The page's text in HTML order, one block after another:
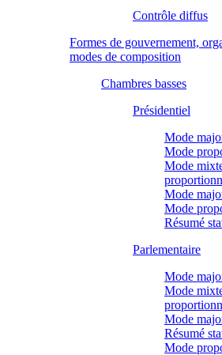
Contrôle diffus
Formes de gouvernement,
modes de composition
Chambres basses
Présidentiel
Mode
Mode
Mode
Mode
Mode
Résumé
Parlementaire
Mode
Mode
Mode
Résumé
Mode